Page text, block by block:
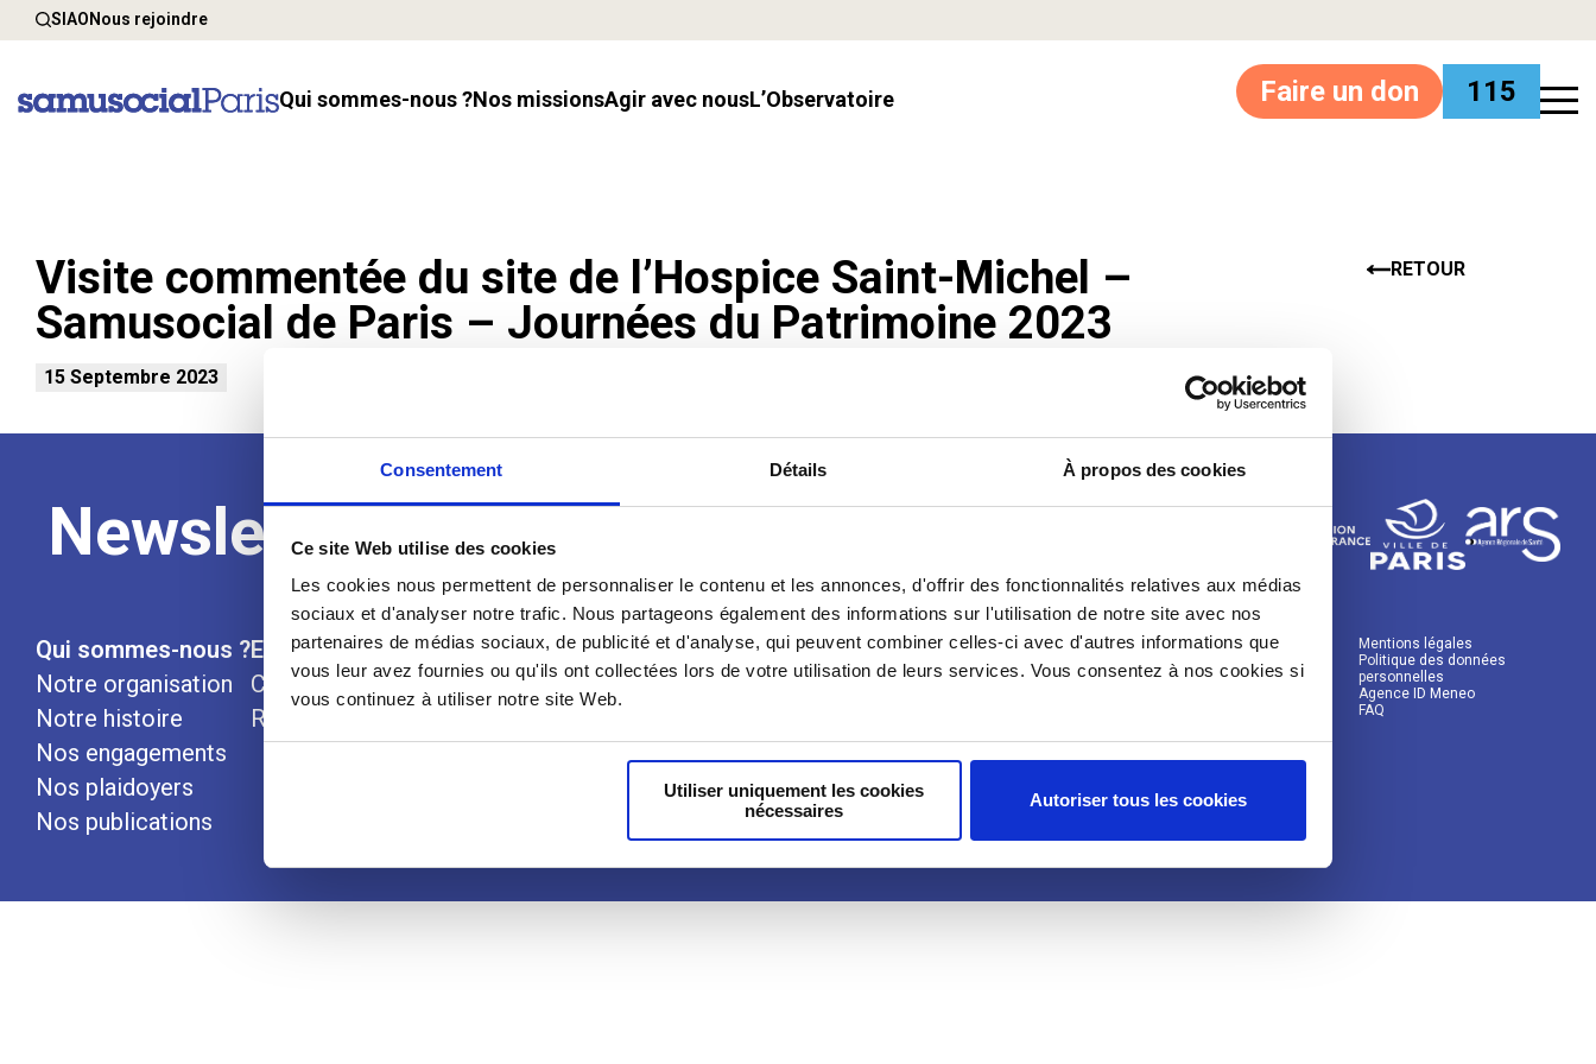
Consentement Détails À propos des cookies
Ce site Web utilise des cookies
Les cookies nous permettent de personnaliser le contenu et les annonces, d'offrir des fonctionnalités relatives aux médias
sociaux et d'analyser notre trafic. Nous partageons également des informations sur l'utilisation de notre site avec nos
partenaires de médias sociaux, de publicité et d'analyse, qui peuvent combiner celles-ci avec d'autres informations que
vous leur avez fournies ou qu'ils ont collectées lors de votre utilisation de leurs services. Vous consentez à nos cookies si
vous continuez à utiliser notre site Web.
Utiliser uniquement les cookies
nécessaires
Autoriser tous les cookies
SIAONous rejoindre
Qui sommes-nous ? Nos missions Agir avec nous l’Observatoire Faire un don 115
Visite commentée du site de l’Hospice Saint-Michel –
Samusocial de Paris – Journées du Patrimoine 2023
RETOUR
15 Septembre 2023
Newsletter
Qui sommes-nous ?
Notre organisation
Notre histoire
Nos engagements
Nos plaidoyers
Nos publications
Espace Presse
Communiqués
Revues de presse
Nous rejoindreNous contacterPodcasts
Mentions légales
Politique des données
personnelles
Agence ID Meneo
FAQ